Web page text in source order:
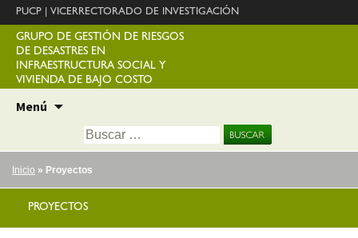
PUCP VICERRECTORADO DE INVESTIGACIÓN
GRUPO DE GESTIÓN DE RIESGOS
DE DESASTRES EN
INFRAESTRUCTURA SOCIAL Y
VIVIENDA DE BAJO COSTO
Menú
contenido
Buscar:
Inicio » Proyectos
PROYECTOS